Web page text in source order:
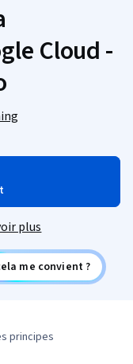
Cloud -
plus
me convient ?
principes